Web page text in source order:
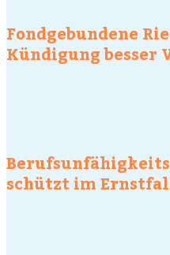
Fondgebundene
Kündigung besser
schützt im